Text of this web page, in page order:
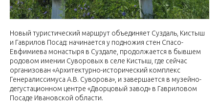
Новый туристический маршрут объединяет Суздаль, Кистыш
и Гаврилов Посад: начинается у подножия стен Спасо-
Евфимиева монастыря в Суздале, продолжается в бывшем
родовом имении Суворовых в селе Кистыш, где сейчас
организован «Архитектурно-исторический комплекс
Генералиссимуса А.В. Суворова», и завершается в музейно-
дегустационном центре «Дворцовый завод» в Гавриловом
Посаде Ивановской области.